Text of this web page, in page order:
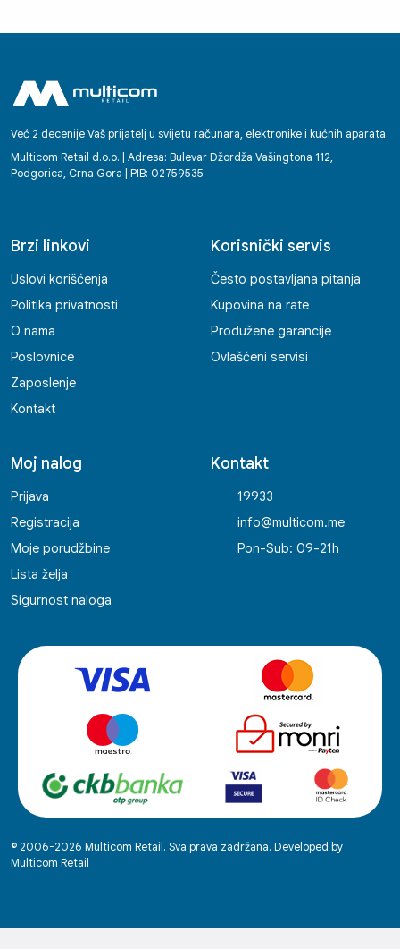
Već 2 decenije Vaš prijatelj u svijetu računara, elektronike i kućnih aparata.
Multicom Retail d.o.o. | Adresa: Bulevar Džordža Vašingtona 112,
Podgorica, Crna Gora | PIB: 02759535
Brzi linkovi
Uslovi korišćenja
Politika privatnosti
O nama
Poslovnice
Zaposlenje
Kontakt
Korisnički servis
Često postavljana pitanja
Kupovina na rate
Produžene garancije
Ovlašćeni servisi
Moj nalog
Prijava
Registracija
Moje porudžbine
Lista želja
Sigurnost naloga
Kontakt
19933
info@multicom.me
Pon-Sub: 09-21h
© 2006-2026 Multicom Retail. Sva prava zadržana. Developed by
Multicom Retail